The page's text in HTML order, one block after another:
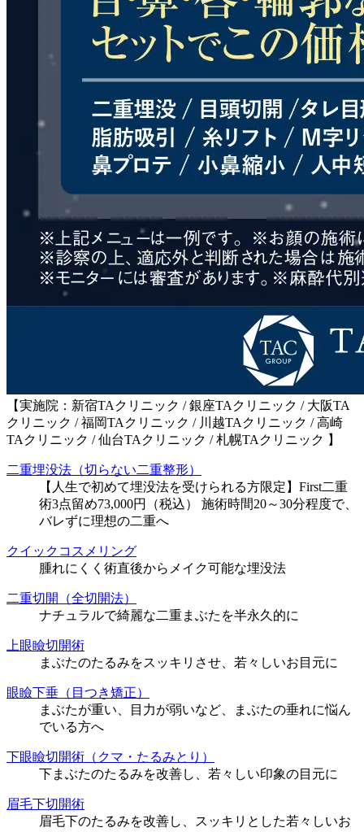
【実施院：新宿TAクリニック / 銀座TAクリニック / 大阪TA
クリニック / 福岡TAクリニック / 川越TAクリニック / 高崎
TAクリニック / 仙台TAクリニック / 札幌TAクリニック 】
二重埋没法（切らない二重整形）
【人生で初めて埋没法を受けられる方限定】First二重
術3点留め73,000円（税込） 施術時間20～30分程度で、
バレずに理想の二重へ
クイックコスメリング
腫れにくく術直後からメイク可能な埋没法
二重切開（全切開法）
ナチュラルで綺麗な二重まぶたを半永久的に
上眼瞼切開術
まぶたのたるみをスッキリさせ、若々しいお目元に
眼瞼下垂（目つき矯正）
まぶたが重い、目力が弱いなど、まぶたの垂れに悩ん
でいる方へ
下眼瞼切開術（クマ・たるみとり）
下まぶたのたるみを改善し、若々しい印象の目元に
眉毛下切開術
眉毛下のたるみを改善し、スッキリとした若々しいお